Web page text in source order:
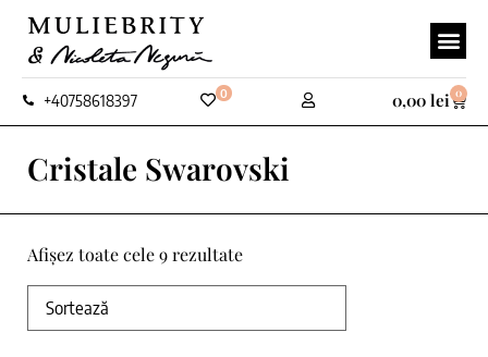
+40758618397 0 0,00 lei 0
Cristale Swarovski
Afișez toate cele 9 rezultate